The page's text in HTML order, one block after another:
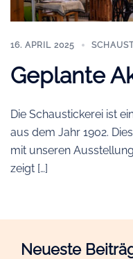
16. APRIL 2025
Geplante
Die Schaustickerei ist
aus dem Jahr 1902.
mit unseren
zeigt […]
Neueste